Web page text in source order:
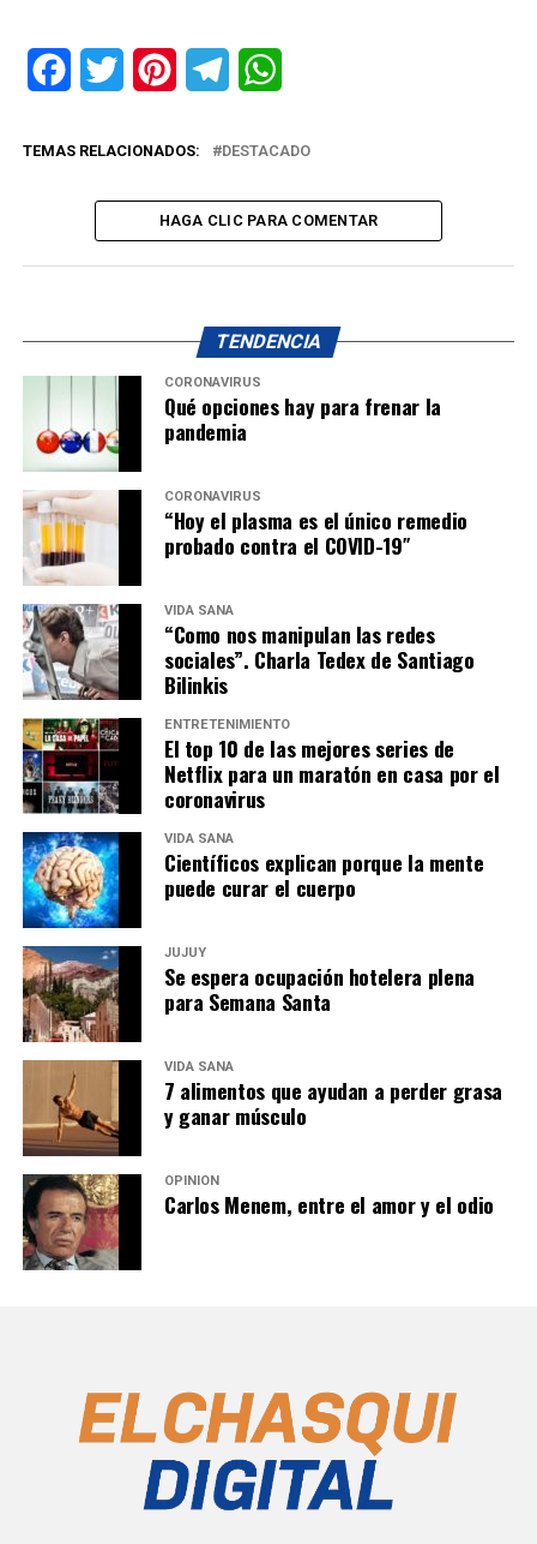
FacebookTwitter PinterestTelegram
TEMAS RELACIONADOS: DESTACADO
HAGA CLIC PARA COMENTAR
TENDENCIA
CORONAVIRUS
Qué opciones hay para frenar la
pandemia
CORONAVIRUS
“Hoy el plasma es el único remedio
probado contra el COVID-19″
VIDA SANA
“Como nos manipulan las redes
sociales”. Charla Tedex de Santiago
Bilinkis
ENTRETENIMIENTO
El top 10 de las mejores series de
Netflix para un maratón en casa por el
coronavirus
VIDA SANA
Científicos explican porque la mente
puede curar el cuerpo
JUJUY
Se espera ocupación hotelera plena
para Semana Santa
VIDA SANA
7 alimentos que ayudan a perder grasa
y ganar músculo
OPINIÓN
Carlos Menem, entre el amor y el odio